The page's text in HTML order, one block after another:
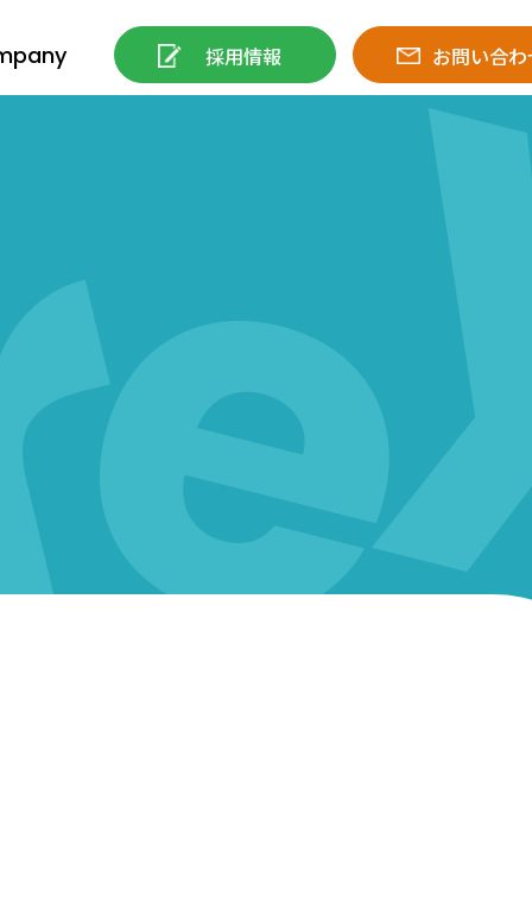
採用情報 お問い合